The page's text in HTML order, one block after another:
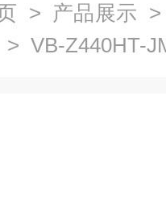
> 产品展示
> VB-Z440HT-